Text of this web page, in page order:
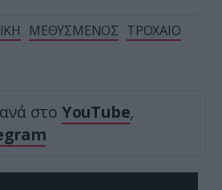
ΜΕΘΥΣΜΕΝΟΣ ΤΡΟΧΑΙΟ
στο YouTube,